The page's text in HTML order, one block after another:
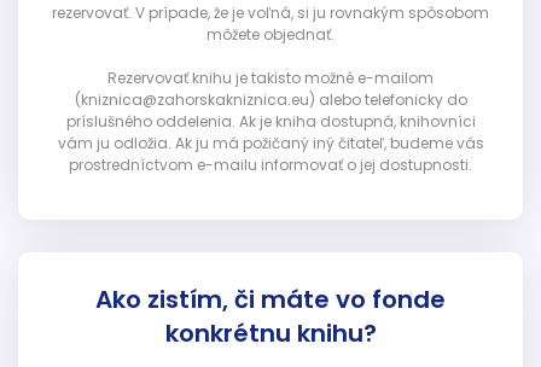
rezervovať. V prípade, že je voľná, si ju rovnakým spôsobom
môžete objednať.
Rezervovať knihu je takisto možné e-mailom
(kniznica@zahorskakniznica.eu) alebo telefonicky do
príslušného oddelenia. Ak je kniha dostupná, knihovníci
vám ju odložia. Ak ju má požičaný iný čitateľ, budeme vás
prostredníctvom e-mailu informovať o jej dostupnosti.
Ako zistím, či máte vo fonde
konkrétnu knihu?